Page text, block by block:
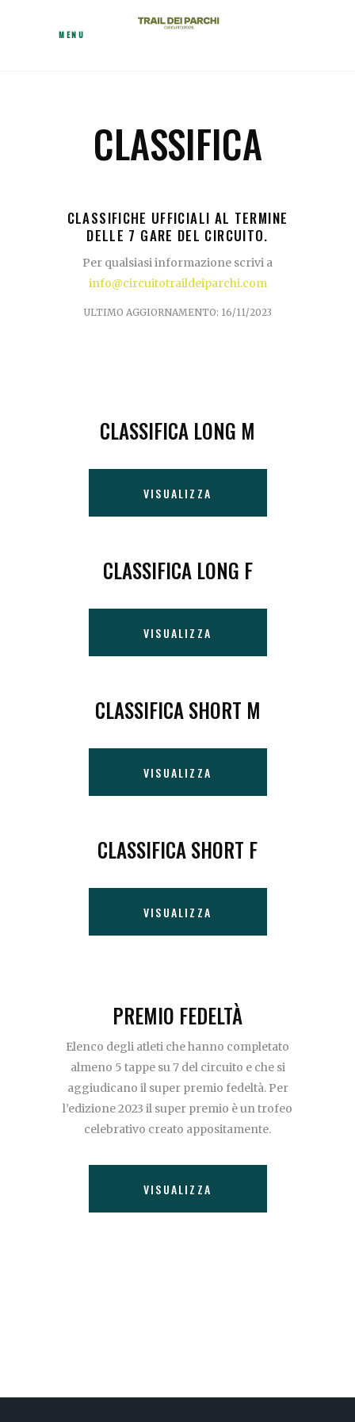
MENU
CLASSIFICA
CLASSIFICHE UFFICIALI AL TERMINE
DELLE 7 GARE DEL CIRCUITO.
Per qualsiasi informazione scrivi a
info@circuitotraildeiparchi.com
ULTIMO AGGIORNAMENTO: 16/11/2023
CLASSIFICA LONG M
VISUALIZZA
CLASSIFICA LONG F
VISUALIZZA
CLASSIFICA SHORT M
VISUALIZZA
CLASSIFICA SHORT F
VISUALIZZA
PREMIO FEDELTÀ
Elenco degli atleti che hanno completato
almeno 5 tappe su 7 del circuito e che si
aggiudicano il super premio fedeltà. Per
l’edizione 2023 il super premio è un trofeo
celebrativo creato appositamente.
VISUALIZZA